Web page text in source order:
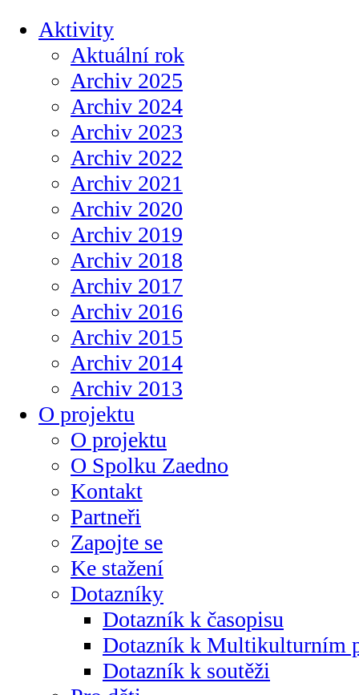
Aktivity
Aktuální rok
Archiv 2025
Archiv 2024
Archiv 2023
Archiv 2022
Archiv 2021
Archiv 2020
Archiv 2019
Archiv 2018
Archiv 2017
Archiv 2016
Archiv 2015
Archiv 2014
Archiv 2013
O projektu
O projektu
O Spolku Zaedno
Kontakt
Partneři
Zapojte se
Ke stažení
Dotazníky
Dotazník k časopisu
Dotazník k Multikulturním
Dotazník k soutěži